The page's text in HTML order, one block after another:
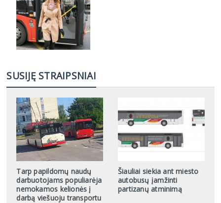
SUSIJĘ STRAIPSNIAI
Tarp papildomų naudų
darbuotojams populiarėja
nemokamos kelionės į
darbą viešuoju transportu
Šiauliai siekia ant miesto
autobusų įamžinti
partizanų atminimą